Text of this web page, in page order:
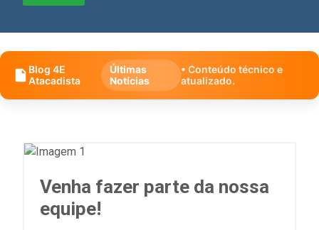
Blog 4E
Atacadista
Últimas
Notícias
• Conteúdo técnico e
atualizado.
Venha fazer parte da nossa
equipe!